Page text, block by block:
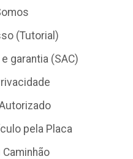
(Tutorial)
garantia (SAC)
pela Placa